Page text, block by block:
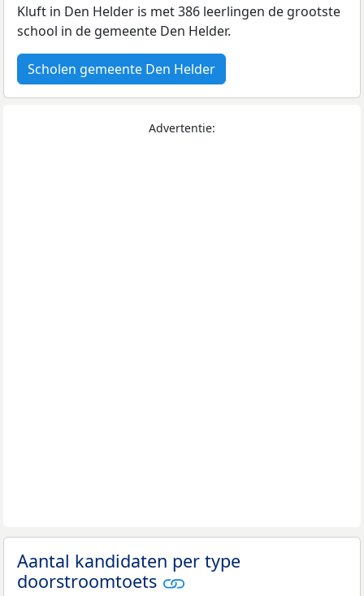
Kluft in Den Helder is met 386 leerlingen de grootste
school in de gemeente Den Helder.
Scholen gemeente Den Helder
Advertentie:
Aantal kandidaten per type
doorstroomtoets